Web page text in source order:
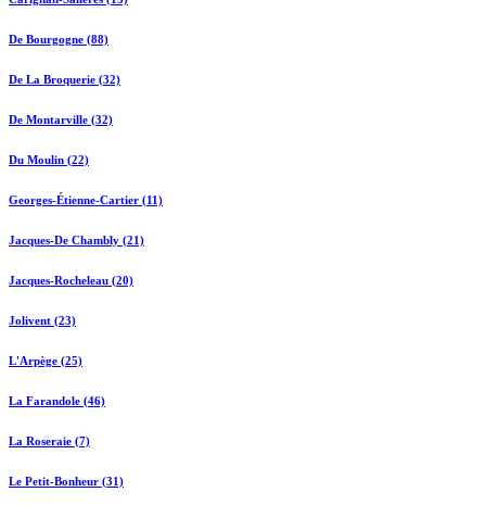
De Bourgogne (88)
De La Broquerie (32)
De Montarville (32)
Du Moulin (22)
Georges-Étienne-Cartier (11)
Jacques-De Chambly (21)
Jacques-Rocheleau (20)
Jolivent (23)
L'Arpège (25)
La Farandole (46)
La Roseraie (7)
Le Petit-Bonheur (31)